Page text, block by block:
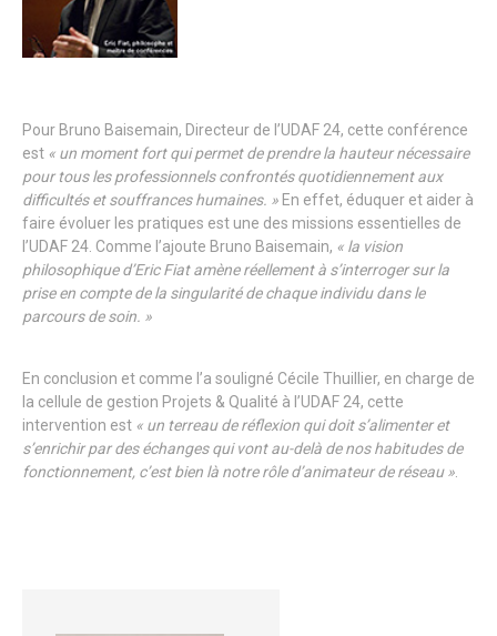
Pour Bruno Baisemain, Directeur de l’UDAF 24, cette conférence
est « un moment fort qui permet de prendre la hauteur nécessaire
pour tous les professionnels confrontés quotidiennement aux
difficultés et souffrances humaines. » En effet, éduquer et aider à
faire évoluer les pratiques est une des missions essentielles de
l’UDAF 24. Comme l’ajoute Bruno Baisemain, « la vision
philosophique d’Eric Fiat amène réellement à s’interroger sur la
prise en compte de la singularité de chaque individu dans le
parcours de soin. »
En conclusion et comme l’a souligné Cécile Thuillier, en charge de
la cellule de gestion Projets & Qualité à l’UDAF 24, cette
intervention est « un terreau de réflexion qui doit s’alimenter et
s’enrichir par des échanges qui vont au-delà de nos habitudes de
fonctionnement, c’est bien là notre rôle d’animateur de réseau »